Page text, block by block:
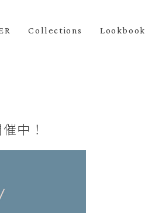
Collections Lookbook
中！